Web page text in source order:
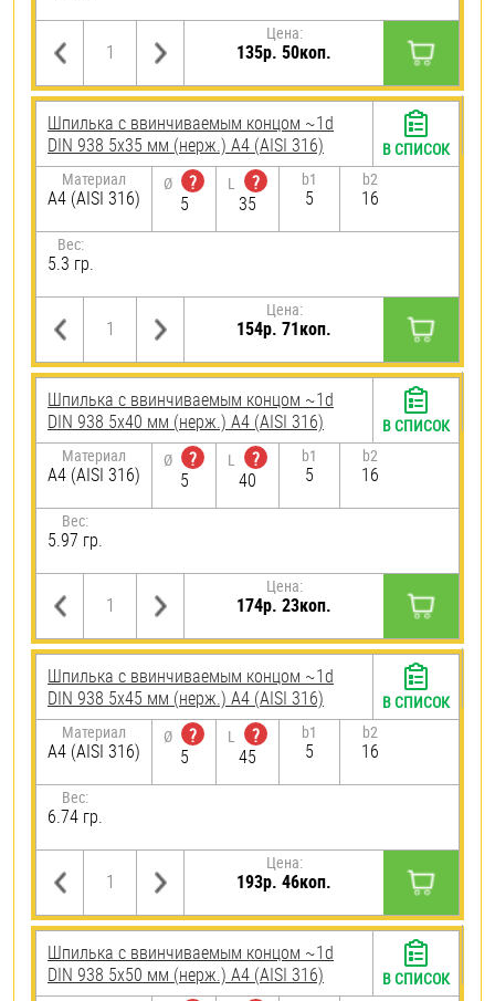
Цена:
135р. 50коп.
Шпилька c ввинчиваемым концом ~1d
DIN 938 5х35 мм (нерж.) A4 (AISI 316)
Материал
A4 (AISI 316)
Ø
?
5
L
?
35
b1
5
b2
16
Вес:
5.3 гр.
Цена:
154р. 71коп.
В СПИСОК
Шпилька c ввинчиваемым концом ~1d
DIN 938 5х40 мм (нерж.) A4 (AISI 316)
Материал
A4 (AISI 316)
Ø
?
5
L
?
40
b1
5
b2
16
Вес:
5.97 гр.
Цена:
174р. 23коп.
В СПИСОК
Шпилька c ввинчиваемым концом ~1d
DIN 938 5х45 мм (нерж.) A4 (AISI 316)
Материал
A4 (AISI 316)
Ø
?
5
L
?
45
b1
5
b2
16
Вес:
6.74 гр.
Цена:
193р. 46коп.
В СПИСОК
Шпилька c ввинчиваемым концом ~1d
DIN 938 5х50 мм (нерж.) A4 (AISI 316)
В СПИСОК